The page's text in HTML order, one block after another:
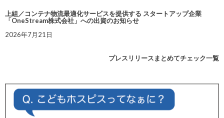
上組／コンテナ物流最適化サービスを提供する スタートアップ企業
「OneStream株式会社」への出資のお知らせ
2026年7月21日
プレスリリースまとめてチェック一覧